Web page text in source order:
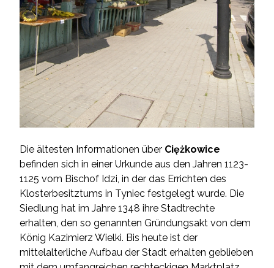
Die ältesten Informationen über Ciężkowice
befinden sich in einer Urkunde aus den Jahren 1123-
1125 vom Bischof Idzi, in der das Errichten des
Klosterbesitztums in Tyniec festgelegt wurde. Die
Siedlung hat im Jahre 1348 ihre Stadtrechte
erhalten, den so genannten Gründungsakt von dem
König Kazimierz Wielki. Bis heute ist der
mittelalterliche Aufbau der Stadt erhalten geblieben